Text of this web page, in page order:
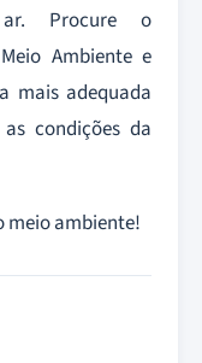
Procure o
Ambiente e
mais adequada
condições da
meio ambiente!